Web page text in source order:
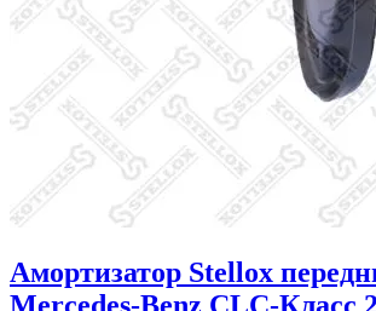
Амортизатор Stellox